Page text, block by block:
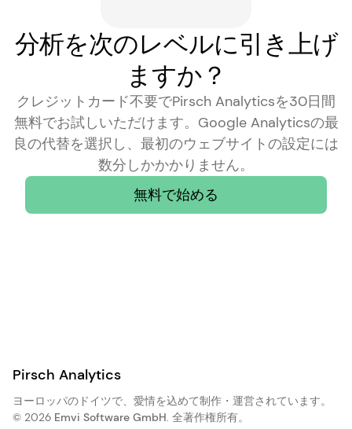
分析を次のレベルに引き上げ
ますか？
クレジットカード不要でPirsch Analyticsを30日間
無料でお試しいただけます。Google Analyticsの最
良の代替を選択し、最初のウェブサイトの設定には
数分しかかかりません。
無料で始める
Pirsch Analytics
ヨーロッパのドイツで、愛情を込めて制作・運営されています。
© 2026 Emvi Software GmbH. 全著作権所有。